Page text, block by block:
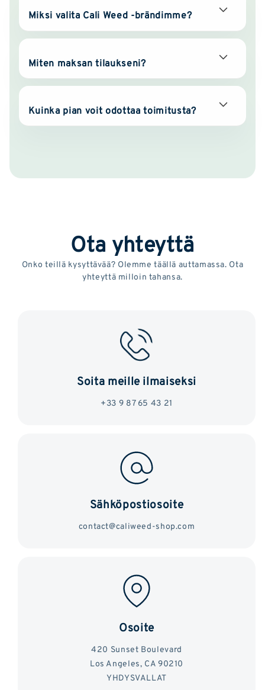
Miksi valita Cali Weed -brändimme?
Miten maksan tilaukseni?
Kuinka pian voit odottaa toimitusta?
Ota yhteyttä
Onko teillä kysyttävää? Olemme täällä auttamassa. Ota
yhteyttä milloin tahansa.
Soita meille ilmaiseksi
+33 9 87 65 43 21
Sähköpostiosoite
contact@caliweed-shop.com
Osoite
420 Sunset Boulevard
Los Angeles, CA 90210
YHDYSVALLAT